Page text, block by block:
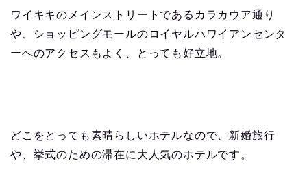
ワイキキのメインストリートであるカラカウア通り
や、ショッピングモールのロイヤルハワイアンセンタ
ーへのアクセスもよく、とっても好立地。
どこをとっても素晴らしいホテルなので、新婚旅行
や、挙式のための滞在に大人気のホテルです。